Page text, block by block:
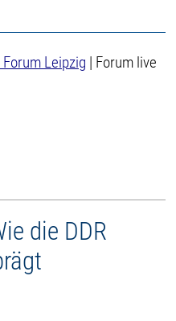
Leipzig | Forum live
die DDR